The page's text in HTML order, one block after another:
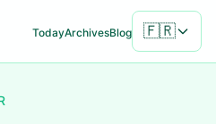
TodayArchivesBlog 🇫🇷